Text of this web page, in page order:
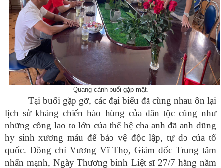
Quang cảnh buổi gặp mặt.
Tại buổi gặp gỡ, các đại biểu đã cùng nhau ôn lại
lịch sử kháng chiến hào hùng của dân tộc cũng như
những công lao to lớn của thế hệ cha anh đã anh dũng
hy sinh xương máu để bảo vệ độc lập, tự do của tổ
quốc. Đồng chí Vương Vĩ Thọ, Giám đốc Trung tâm
nhấn mạnh, Ngày Thương binh Liệt sĩ 27/7 hằng năm